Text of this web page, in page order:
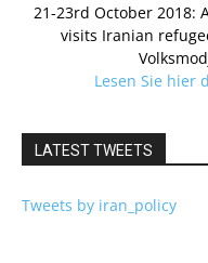
21-23rd October 2018:
visits Iranian
Lesen Sie hier
LATEST TWEETS
Tweets by iran_policy